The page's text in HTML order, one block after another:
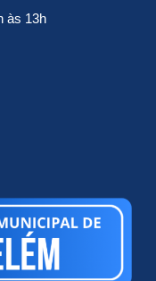
às 13h